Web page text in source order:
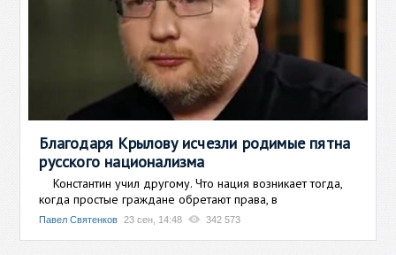
Благодаря Крылову исчезли родимые пятна
русского национализма
Константин учил другому. Что нация возникает тогда,
когда простые граждане обретают права, в
Павел Святенков 23 сен, 14:48 342 573